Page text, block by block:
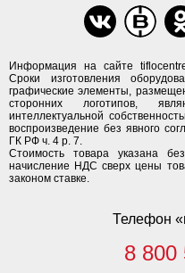
Информация на сайте
Сроки изготовления
графические элементы,
сторонних логотипов,
интеллектуальной
воспроизведение без явного
ГК РФ ч. 4 р. 7.
Стоимость товара указана
начисление НДС сверх цены
законом ставке.
Телефон
8 800